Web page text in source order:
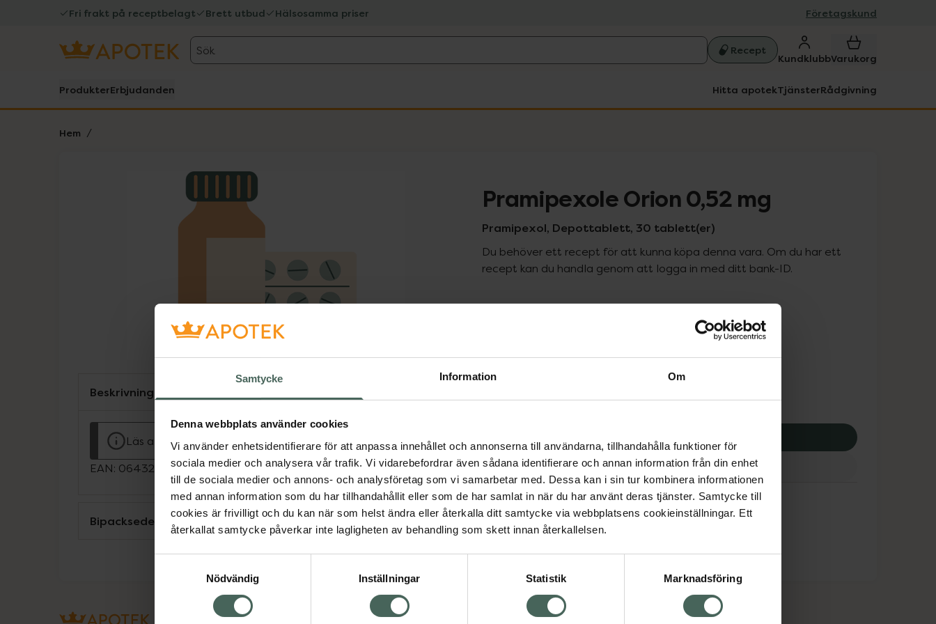
Samtycke Information Om
Denna webbplats använder cookies
Vi använder enhetsidentifierare för att anpassa innehållet och annonserna till användarna, tillhandahålla funktioner för
sociala medier och analysera vår trafik. Vi vidarebefordrar även sådana identifierare och annan information från din enhet
till de sociala medier och annons- och analysföretag som vi samarbetar med. Dessa kan i sin tur kombinera informationen
med annan information som du har tillhandahållit eller som de har samlat in när du har använt deras tjänster. Samtycke till
cookies är frivilligt och du kan när som helst ändra eller återkalla ditt samtycke via webbplatsens cookieinställningar. Ett
återkallat samtycke påverkar inte lagligheten av behandling som skett innan återkallelsen.
Nödvändig
Inställningar Statistik Marknadsföring
Fri frakt på receptbelagt Brett utbud Hälsosamma priser Företagskund
Sök Recept
KundklubbVarukorg
ProdukterErbjudanden Hitta apotekTjänsterRådgivning
Hem
Lista: . Innehåller 1 objekt. Pramipexole Orion 0,52 mg
Pramipexol, Depottablett, 30 tablett(er)
Du behöver ett recept för att kunna köpa denna vara. Om du har ett
recept kan du handla genom att logga in med ditt bank-ID.
Pris med recept
Högkostnadsskyddet gäller
214,70 kr
I apotek:214,70 kr
Köp via ditt recept
Aktuella erbjudanden
Beskrivning
Läs alltid bipacksedeln innan användning.
EAN: 06432100032219
Bipacksedel från FASS Visa
Om recept och läkemedel